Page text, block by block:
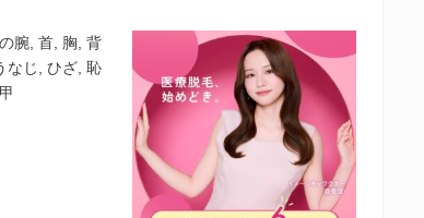
腕, 首, 胸, 背
なじ, ひざ, 恥